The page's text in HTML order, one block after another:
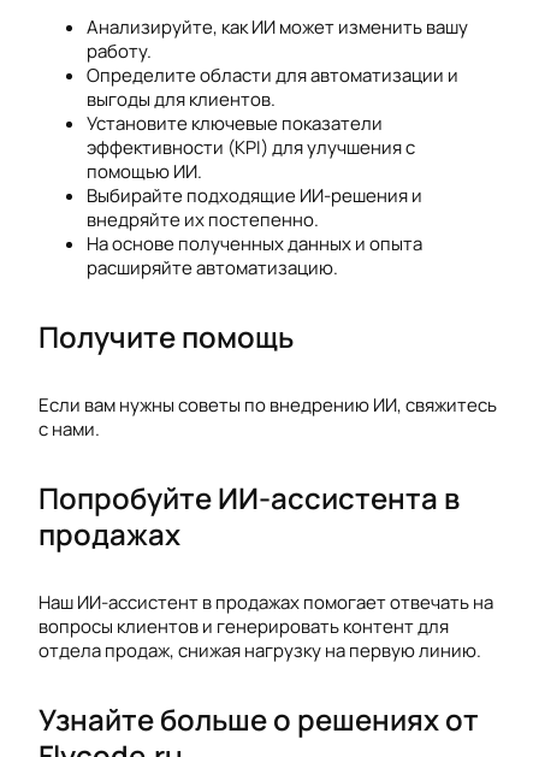
Анализируйте, как ИИ может изменить вашу
работу.
Определите области для автоматизации и
выгоды для клиентов.
Установите ключевые показатели
эффективности (KPI) для улучшения с
помощью ИИ.
Выбирайте подходящие ИИ-решения и
внедряйте их постепенно.
На основе полученных данных и опыта
расширяйте автоматизацию.
Получите помощь
Если вам нужны советы по внедрению ИИ, свяжитесь
с нами.
Попробуйте ИИ-ассистента в
продажах
Наш ИИ-ассистент в продажах помогает отвечать на
вопросы клиентов и генерировать контент для
отдела продаж, снижая нагрузку на первую линию.
Узнайте больше о решениях от